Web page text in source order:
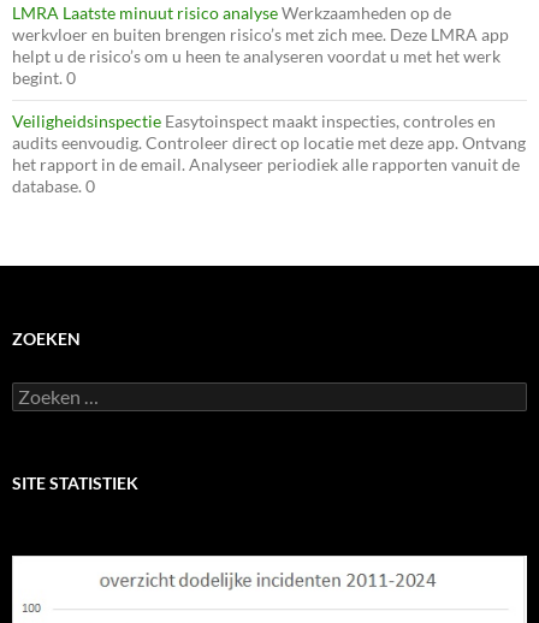
LMRA Laatste minuut risico analyseWerkzaamheden op de
werkvloer en buiten brengen risico’s met zich mee. Deze LMRA app
helpt u de risico’s om u heen te analyseren voordat u met het werk
begint. 0
Veiligheidsinspectie Easytoinspect maakt inspecties, controles en
audits eenvoudig. Controleer direct op locatie met deze app. Ontvang
het rapport in de email. Analyseer periodiek alle rapporten vanuit de
database. 0
ZOEKEN
Zoeken
naar:
SITE STATISTIEK